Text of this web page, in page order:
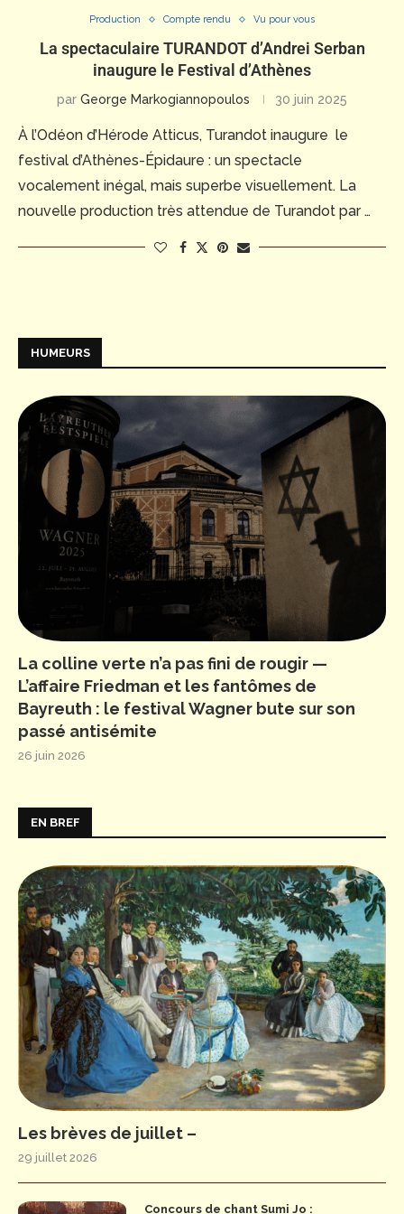
Production Compte rendu Vu pour vous
La spectaculaire TURANDOT d’Andrei Serban
inaugure le Festival d’Athènes
par George Markogiannopoulos 30 juin 2025
À l’Odéon d’Hérode Atticus, Turandot inaugure le
festival d’Athènes-Épidaure : un spectacle
vocalement inégal, mais superbe visuellement. La
nouvelle production très attendue de Turandot par …
HUMEURS
La colline verte n’a pas fini de rougir —
L’affaire Friedman et les fantômes de
Bayreuth : le festival Wagner bute sur son
passé antisémite
26 juin 2026
EN BREF
Les brèves de juillet –
29 juillet 2026
Concours de chant Sumi Jo :